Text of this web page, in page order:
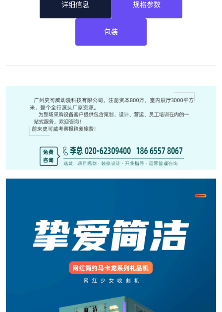
详细信息 规格参数
包装